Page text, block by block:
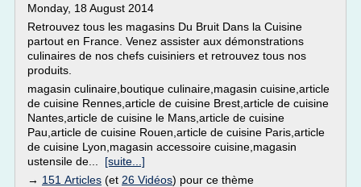
Monday, 18 August 2014
Retrouvez tous les magasins Du Bruit Dans la Cuisine
partout en France. Venez assister aux démonstrations
culinaires de nos chefs cuisiniers et retrouvez tous nos
produits.
magasin culinaire,boutique culinaire,magasin cuisine,article
de cuisine Rennes,article de cuisine Brest,article de cuisine
Nantes,article de cuisine le Mans,article de cuisine
Pau,article de cuisine Rouen,article de cuisine Paris,article
de cuisine Lyon,magasin accessoire cuisine,magasin
ustensile de... [suite...]
→ 151 Articles (et 26 Vidéos) pour ce thème